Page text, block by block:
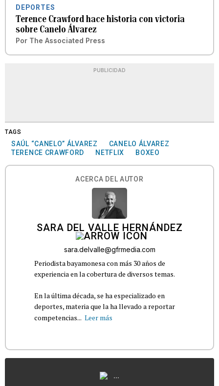
DEPORTES
Terence Crawford hace historia con victoria
sobre Canelo Álvarez
Por The Associated Press
PUBLICIDAD
TAGS
SAÚL “CANELO” ÁLVAREZ
CANELO ÁLVAREZ
TERENCE CRAWFORD
NETFLIX BOXEO
ACERCA DEL AUTOR
SARA DEL VALLE HERNÁNDEZ
sara.delvalle@gfrmedia.com
Periodista bayamonesa con más 30 años de
experiencia en la cobertura de diversos temas.
En la última década, se ha especializado en
deportes, materia que la ha llevado a reportar
competencias... Leer más
...